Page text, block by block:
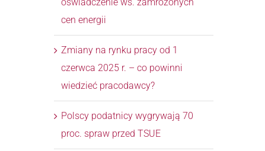
cen energii
Zmiany na rynku pracy od 1
czerwca 2025 r. – co powinni
wiedzieć pracodawcy?
Polscy podatnicy wygrywają 70
proc. spraw przed TSUE